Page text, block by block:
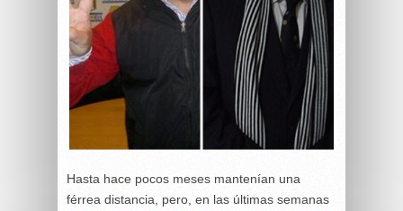
Hasta hace pocos meses mantenían una
férrea distancia, pero, en las últimas semanas